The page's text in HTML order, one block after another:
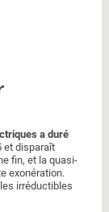
a duré
et disparaît
fin, et la quasi-
exonération.
irréductibles